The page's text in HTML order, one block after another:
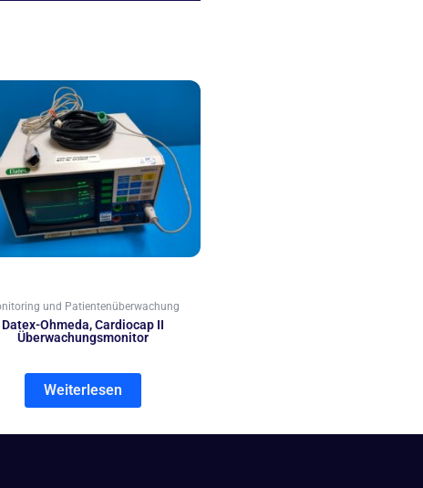
und Patientenüberwachung
Datex-Ohmeda, Cardiocap II
Überwachungsmonitor
Weiterlesen